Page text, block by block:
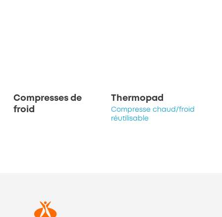
Compresses de
froid
Thermopad
Compresse chaud/froid
réutilisable